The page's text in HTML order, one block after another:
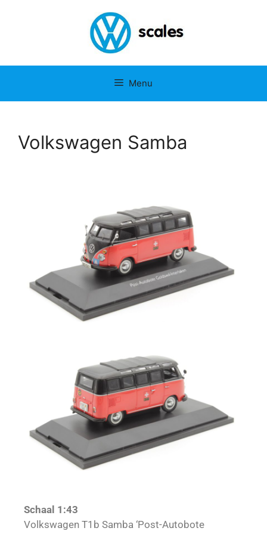
Menu
Volkswagen Samba
Schaal 1:43
Volkswagen T1b Samba ‘Post-Autobote